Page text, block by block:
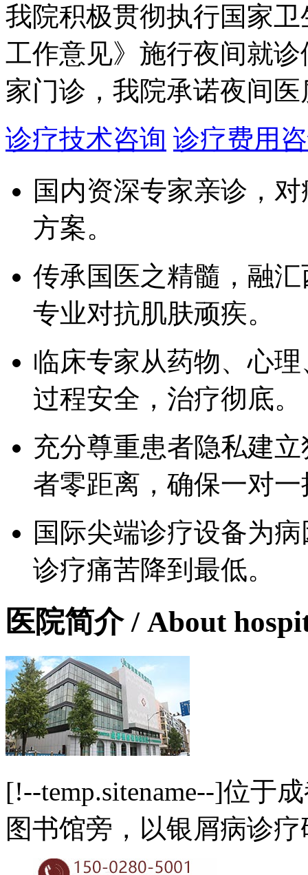
我院积极贯彻执行国家
工作意见》施行夜间就
家门诊，我院承诺夜间
诊疗技术咨询 诊疗费用
国内资深专家亲诊，
方案。
传承国医之精髓，融
专业对抗肌肤顽疾。
临床专家从药物、心
过程安全，治疗彻底。
充分尊重患者隐私建
者零距离，确保一对
国际尖端诊疗设备为
诊疗痛苦降到最低。
医院简介 / About
[!--temp.sitename--]位于
图书馆旁，以银屑病诊